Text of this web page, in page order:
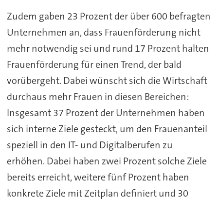
Zudem gaben 23 Prozent der über 600 befragten
Unternehmen an, dass Frauenförderung nicht
mehr notwendig sei und rund 17 Prozent halten
Frauenförderung für einen Trend, der bald
vorübergeht. Dabei wünscht sich die Wirtschaft
durchaus mehr Frauen in diesen Bereichen:
Insgesamt 37 Prozent der Unternehmen haben
sich interne Ziele gesteckt, um den Frauenanteil
speziell in den IT- und Digitalberufen zu
erhöhen. Dabei haben zwei Prozent solche Ziele
bereits erreicht, weitere fünf Prozent haben
konkrete Ziele mit Zeitplan definiert und 30